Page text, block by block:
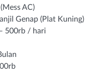
AC)
Genap (Plat Kuning)
500rb / hari